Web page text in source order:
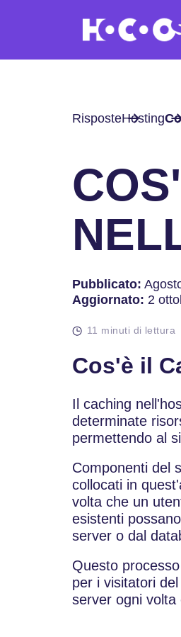
RisposteHosting
Pubblicato:
Aggiornato: 2
11 minuti di lettura
Cos'è il
Il caching
determinate
permettendo al
Componenti del
collocati in
volta che un
esistenti
server o dal
Questo
per i visitatori
server ogni volta